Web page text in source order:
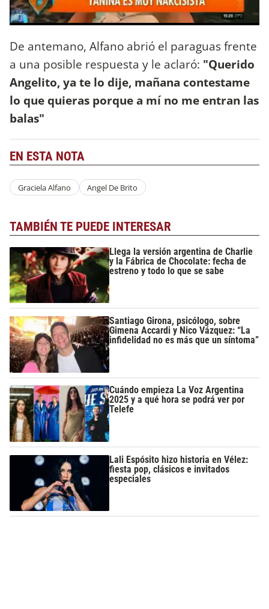
De antemano, Alfano abrió el paraguas frente
a una posible respuesta y le aclaró: "Querido
Angelito, ya te lo dije, mañana contestame
lo que quieras porque a mí no me entran las
balas"
EN ESTA NOTA
Graciela Alfano Angel De Brito
TAMBIÉN TE PUEDE INTERESAR
Llega la versión argentina de Charlie
y la Fábrica de Chocolate: fecha de
estreno y todo lo que se sabe
Santiago Girona, psicólogo, sobre
Gimena Accardi y Nico Vázquez: “La
infidelidad no es más que un síntoma”
Cuándo empieza La Voz Argentina
2025 y a qué hora se podrá ver por
Telefe
Lali Espósito hizo historia en Vélez:
fiesta pop, clásicos e invitados
especiales